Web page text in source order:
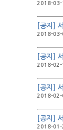
2018-03-
[공지]
2018-03-
[공지]
2018-02-
[공지]
2018-02-
[공지]
2018-01-